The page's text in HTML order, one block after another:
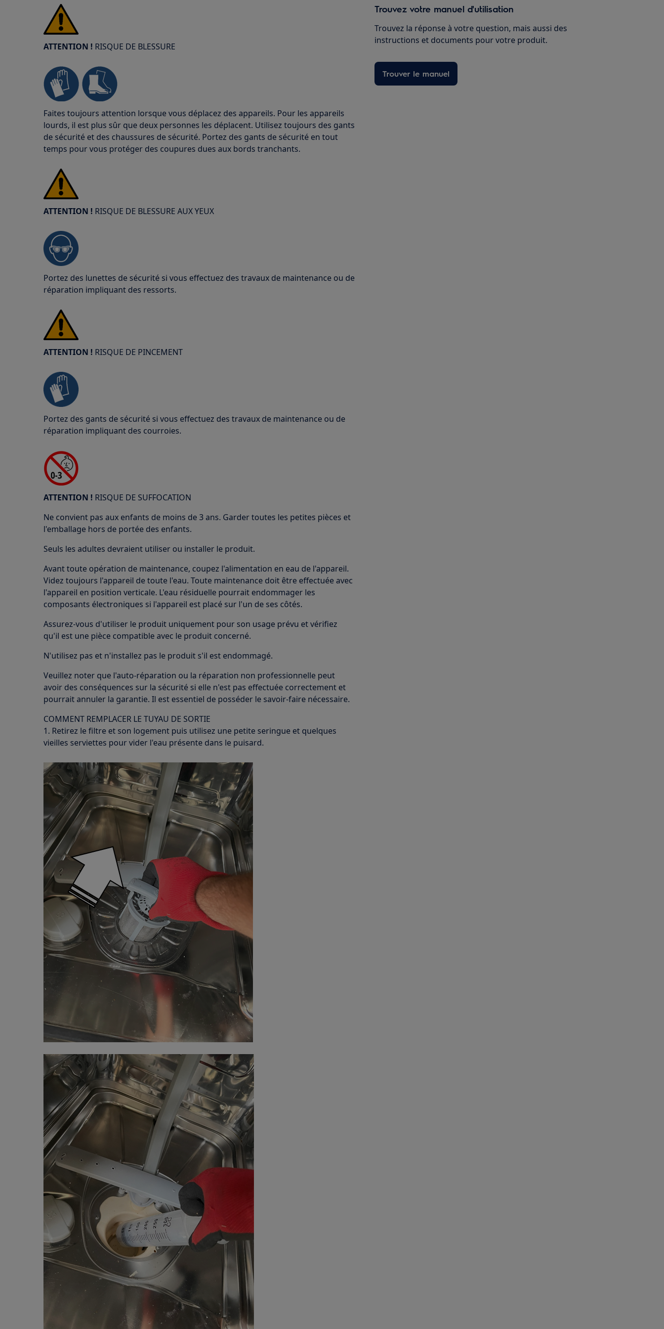
ATTENTION ! RISQUE DE BLESSURE
Faites toujours attention lorsque vous déplacez des appareils. Pour les appareils
lourds, il est plus sûr que deux personnes les déplacent. Utilisez toujours des gants
de sécurité et des chaussures de sécurité. Portez des gants de sécurité en tout
temps pour vous protéger des coupures dues aux bords tranchants.
ATTENTION ! RISQUE DE BLESSURE AUX YEUX
Portez des lunettes de sécurité si vous effectuez des travaux de maintenance ou de
réparation impliquant des ressorts.
ATTENTION ! RISQUE DE PINCEMENT
Portez des gants de sécurité si vous effectuez des travaux de maintenance ou de
réparation impliquant des courroies.
ATTENTION ! RISQUE DE SUFFOCATION
Ne convient pas aux enfants de moins de 3 ans. Garder toutes les petites pièces et
l'emballage hors de portée des enfants.
Seuls les adultes devraient utiliser ou installer le produit.
Avant toute opération de maintenance, coupez l'alimentation en eau de l'appareil.
Videz toujours l'appareil de toute l'eau. Toute maintenance doit être effectuée avec
l'appareil en position verticale. L'eau résiduelle pourrait endommager les
composants électroniques si l'appareil est placé sur l'un de ses côtés.
Assurez-vous d'utiliser le produit uniquement pour son usage prévu et vérifiez
qu'il est une pièce compatible avec le produit concerné.
N'utilisez pas et n'installez pas le produit s'il est endommagé.
Veuillez noter que l'auto-réparation ou la réparation non professionnelle peut
avoir des conséquences sur la sécurité si elle n'est pas effectuée correctement et
pourrait annuler la garantie. Il est essentiel de posséder le savoir-faire nécessaire.
COMMENT REMPLACER LE TUYAU DE SORTIE
1. Retirez le filtre et son logement puis utilisez une petite seringue et quelques
vieilles serviettes pour vider l'eau présente dans le puisard.
Trouvez votre manuel d'utilisation
Trouvez la réponse à votre question, mais aussi des
instructions et documents pour votre produit.
Trouver le manuel